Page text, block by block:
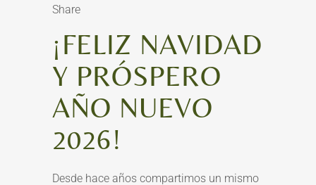
¡FELIZ NAVIDAD
Y PRÓSPERO
AÑO NUEVO
2026!
Share
Desde hace años compartimos un mismo